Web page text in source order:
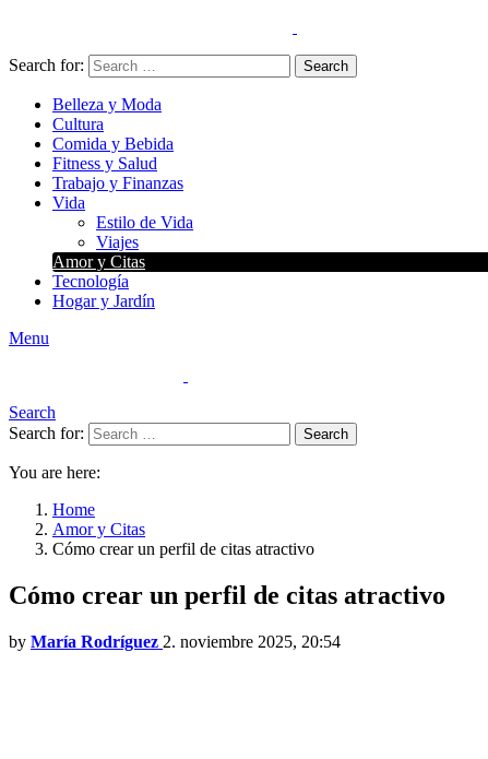
Search for: Search
Belleza y Moda
Cultura
Comida y Bebida
Fitness y Salud
Trabajo y Finanzas
Vida
Estilo de Vida
Viajes
Amor y Citas
Tecnología
Hogar y Jardín
Menu
Search
Search for:
Search
You are here:
Home
Amor y Citas
Cómo crear un perfil de citas atractivo
Cómo crear un perfil de citas atractivo
by María Rodríguez 2. noviembre 2025, 20:54